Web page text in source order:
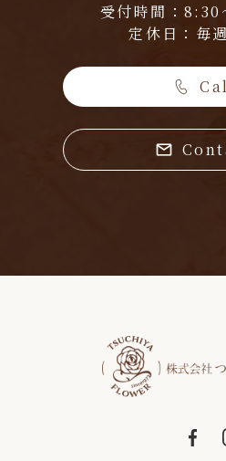
受付時間：
定休日：毎